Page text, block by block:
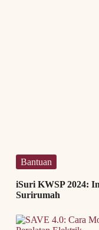
Bantuan
iSuri KWSP 2024:
Surirumah